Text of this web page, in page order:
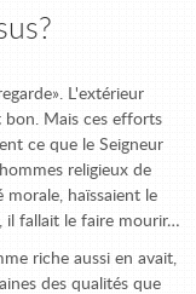
L'extérieur
bon. Mais ces efforts
ce que le Seigneur
religieux de
haïssaient le
il fallait le faire mourir…
riche aussi en avait,
des qualités que